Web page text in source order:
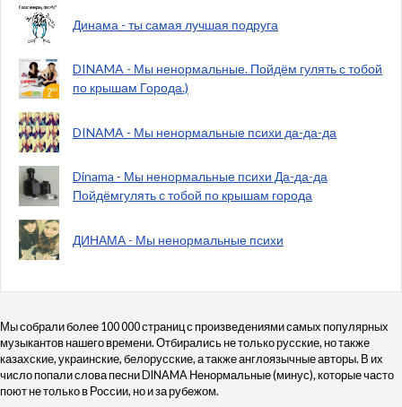
Динама - ты самая лучшая подруга
DINAMA - Мы ненормальные. Пойдём гулять с тобой
по крышам Города.)
DINAMA - Мы ненормальные психи да-да-да
Dinama - Мы ненормальные психи Да-да-да
Пойдёмгулять с тобой по крышам города
ДИНАМА - Мы ненормальные психи
Мы собрали более 100 000 страниц с произведениями самых популярных
музыкантов нашего времени. Отбирались не только русские, но также
казахские, украинские, белорусские, а также англоязычные авторы. В их
число попали слова песни DINAMA Ненормальные (минус), которые часто
поют не только в России, но и за рубежом.